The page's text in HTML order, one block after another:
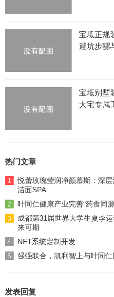
宝坻正规
避坑步骡
宝坻别墅
大宅专属
热门文章
1
悦蕾玫瑰莹润净颜慕斯：深
洁面SPA
2 叶同仁健康产业完善“药食同
3
成都第31届世界大学生夏季
来可期
4 NFT系统定制开发
5 强强联合，凯利智上与叶同
发表回复